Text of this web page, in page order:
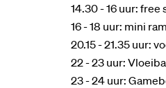
14.30 - 16 uur: free
16 - 18 uur: mini
20.15 - 21.35 uur:
22 - 23 uur:
23 - 24 uur: